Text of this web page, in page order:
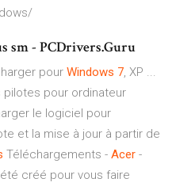
sm - PCDrivers.Guru
pour Windows 7, XP ...
pilotes pour ordinateur
le logiciel pour
et la mise à jour à partir de
Téléchargements - Acer -
créé pour vous faire